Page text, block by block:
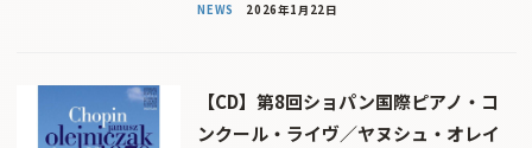
NEWS 2026年1月22日
【CD】第8回ショパン国際ピアノ・コ
ンクール・ライヴ／ヤヌシュ・オレイ